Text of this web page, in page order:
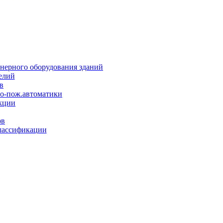
оборудования зданий
пож.автоматики